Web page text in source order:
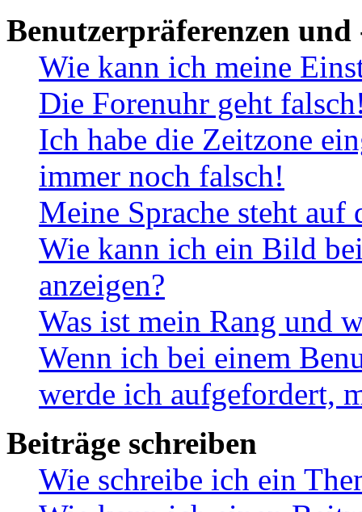
Benutzerpräferenzen und
Wie kann ich meine
Die Forenuhr geht
Ich habe die Zeitzone
immer noch falsch!
Meine Sprache steht
Wie kann ich ein Bild
anzeigen?
Was ist mein Rang und
Wenn ich bei einem
werde ich aufgefordert,
Beiträge schreiben
Wie schreibe ich ein